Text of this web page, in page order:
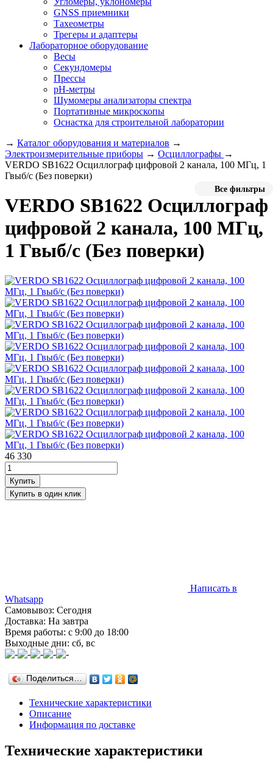
GNSS приемники
Тахеометры
Трегеры и адаптеры
Лабораторное оборудование
Весы
Секундомеры
Прессы
pH-метры
Шумомеры анализаторы спектра
Портативные микроскопы
Оснастка для строительной лаборатории
→ Каталог оборудования и материалов →
Электроизмерительные приборы → Осциллографы →
VERDO SB1622 Осциллограф цифровой 2 канала, 100 МГц, 1
Гвыб/с (Без поверки)
Все фильтры
VERDO SB1622 Осциллограф
цифровой 2 канала, 100 МГц,
1 Гвыб/с (Без поверки)
46 330
Написать в
Whatsapp
Самовывоз: Сегодня
Доставка: На завтра
Время работы: с 9:00 до 18:00
Выходные дни: сб, вс
Поделиться…
Технические характеристики
Описание
Информация по доставке
Технические характеристики